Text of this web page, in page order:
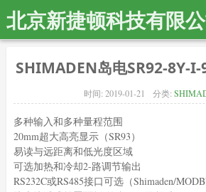
北京新捷顿科技有限
SHIMADEN岛电SR92-8Y-
时间:2019-01-21 分类:
多种输入和多种量程范围
20mm超大高亮显示（SR93）
易读与远距离和低光度区域
可选加热和冷却2-路调节输出
RS232C或RS485接口可选（Shimaden/